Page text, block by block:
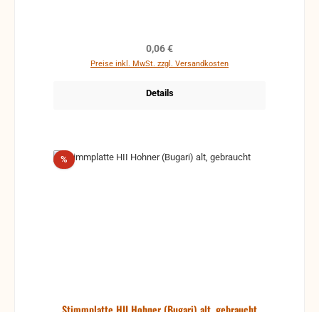
Regulärer Preis:
0,06 €
Preise inkl. MwSt. zzgl. Versandkosten
Details
%Rabatt